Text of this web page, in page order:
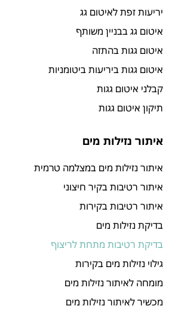
יריעות זפת לאיטום גג
איטום גג בבניין משותף
איטום גגות בהתזה
איטום גגות ביריעות ביטומניות
קבלני איטום גגות
תיקון איטום גגות
איתור נזילות מים
איתור נזילות מים במצלמה טרמית
איתור רטיבות בקיר חיצוני
איתור רטיבות בקירות
בדיקת נזילות מים
בדיקת רטיבות מתחת לריצוף
גילוי נזילות מים בקירות
מומחה לאיתור נזילות מים
מכשיר לאיתור נזילות מים